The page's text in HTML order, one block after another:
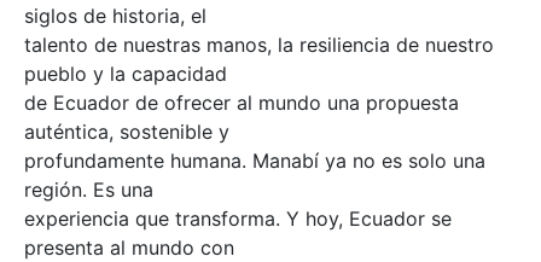
siglos de historia, el
talento de nuestras manos, la resiliencia de nuestro
pueblo y la capacidad
de Ecuador de ofrecer al mundo una propuesta
auténtica, sostenible y
profundamente humana. Manabí ya no es solo una
región. Es una
experiencia que transforma. Y hoy, Ecuador se
presenta al mundo con